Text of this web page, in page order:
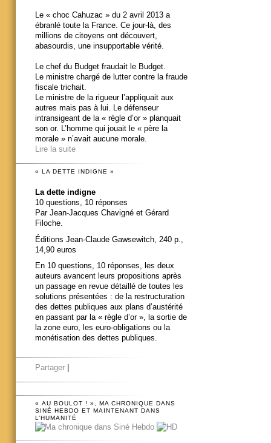
Le « choc Cahuzac » du 2 avril 2013 a
ébranlé toute la France. Ce jour-là, des
millions de citoyens ont découvert,
abasourdis, une insupportable vérité.
Le chef du Budget fraudait le Budget.
Le ministre chargé de lutter contre la fraude
fiscale trichait.
Le ministre de la rigueur l’appliquait aux
autres mais pas à lui. Le défenseur
intransigeant de la « règle d’or » planquait
son or. L’homme qui jouait le « père la
morale » n’avait aucune morale.
Lire la suite
« LA DETTE INDIGNE »
La dette indigne
10 questions, 10 réponses
Par Jean-Jacques Chavigné et Gérard
Filoche.
Éditions Jean-Claude Gawsewitch, 240 p.,
14,90 euros
En 10 questions, 10 réponses, les deux
auteurs avancent leurs propositions après
un passage en revue détaillé de toutes les
solutions présentées : de la restructuration
des dettes publiques aux plans d’austérité
en passant par la « règle d’or », la sortie de
la zone euro, les euro-obligations ou la
monétisation des dettes publiques.
Partager
« AU BOULOT ! », MA CHRONIQUE DANS
SINÉ HEBDO ET MAINTENANT DANS
L’HUMANITÉ